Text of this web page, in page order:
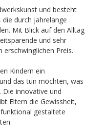
und besteht
durch jahrelange
Mit Blick auf den Alltag
und sehr
Preis.
Kindern ein
das tun möchten, was
innovative und
Eltern die Gewissheit,
gestaltete